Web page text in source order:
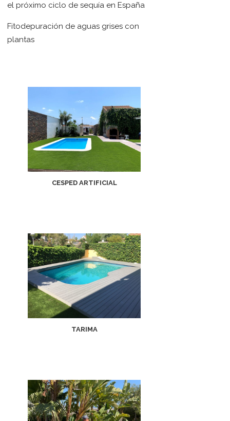
el próximo ciclo de sequía en España
Fitodepuración de aguas grises con
plantas
CESPED ARTIFICIAL
TARIMA